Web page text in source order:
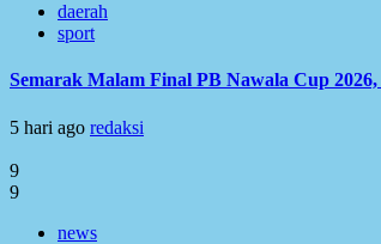
daerah
sport
Semarak Malam Final PB Nawala Cup
5 hari ago redaksi
9
9
news